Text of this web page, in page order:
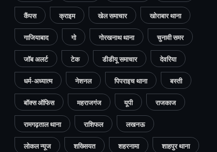
कैंपस क्राइम खेल समाचार खोराबार थाना
गाजियाबाद गो गोरखनाथ थाना चुनावी समर
जॉब अलर्ट टेक डीडीयू समाचार देवरिया
धर्म-अध्यात्म नेशनल पिपराइच थाना बस्ती
बॉक्स ऑफिस महराजगंज यूपी राजकाज
रामगढ़ताल थाना राशिफल लखनऊ
लोकल न्यूज शख्सियत शहरनामा शाहपुर थाना